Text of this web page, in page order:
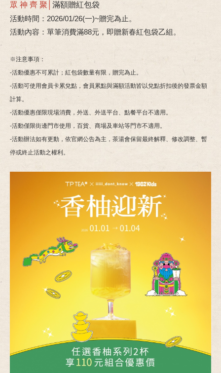
眾 神 齊 聚│ 滿額贈紅包袋
活動時間：2026/01/26(一)~贈完為止。
活動內容：單筆消費滿88元，即贈新春紅包袋乙組。
※注意事項：
-活動優惠不可累計；紅包袋數量有限，贈完為止。
-活動可使用會員卡累兌點，會員累點與滿額活動皆以兌點折扣後的發票金額
計算。
-活動優惠僅限現場消費，外送、外送平台、點餐平台不適用。
-活動僅限街邊門市使用，百貨、商場及車站等門市不適用。
-活動辦法如有更動，依官網公告為主，茶湯會保留最終解釋、修改調整、暫
停或終止活動之權利。